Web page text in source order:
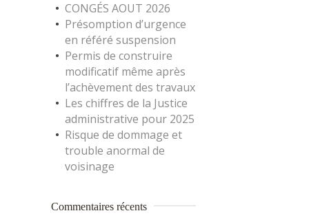
CONGÉS AOUT 2026
Présomption d’urgence
en référé suspension
Permis de construire
modificatif même après
l’achèvement des travaux
Les chiffres de la Justice
administrative pour 2025
Risque de dommage et
trouble anormal de
voisinage
Commentaires récents